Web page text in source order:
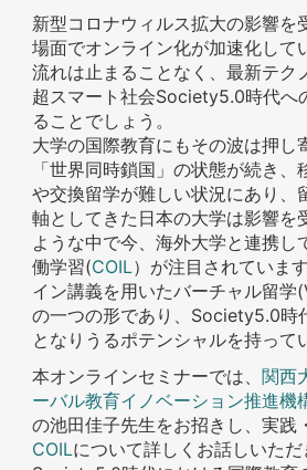
新型コロナウィルス拡大の影響を
場面でオンライン化が加速化して
流れは止まることなく、最新テク
超スマート社会Society5.0時代へ
ることでしょう。
大学の国際教育にもその波は押し
「世界同時鎖国」の状態が続き
や交換留学が難しい状況にあり、
軸としてきた日本の大学は影響を
ような中で今、海外大学と連携し
働学習(COIL）が注目されています
イン講義を用いたバーチャル留
の一つの形であり、Society5.0時
となりうるポテンシャルを持って
本オンラインセミナーでは、関西
ーバル教育イノベーション推進機
の池田佳子先生をお招きし、実践
COILについて詳しくお話しいた